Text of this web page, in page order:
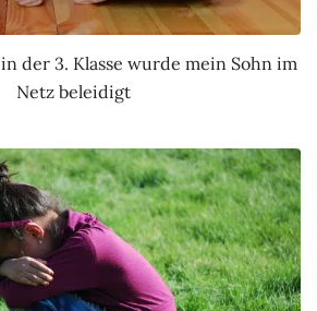
der 3. Klasse wurde mein Sohn im
Netz beleidigt